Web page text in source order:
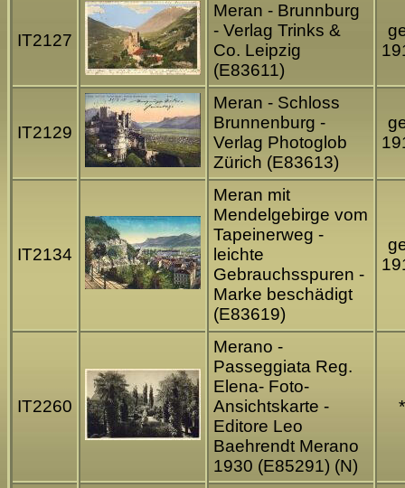
IT2127
Meran - Brunnburg
- Verlag Trinks &
Co. Leipzig
(E83611)
IT2129
Meran - Schloss
Brunnenburg -
Verlag Photoglob
Zürich (E83613)
IT2134
Meran mit
Mendelgebirge vom
Tapeinerweg -
leichte
Gebrauchsspuren -
Marke beschädigt
(E83619)
IT2260
Merano -
Passeggiata Reg.
Elena- Foto-
Ansichtskarte -
Editore Leo
Baehrendt Merano
1930 (E85291) (N)
*